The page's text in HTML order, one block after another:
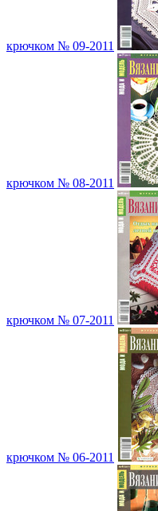
крючком № 09-2011
крючком № 08-2011
крючком № 07-2011
крючком № 06-2011